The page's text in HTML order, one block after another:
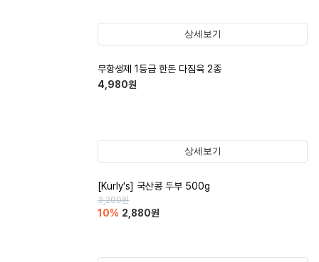
상세보기
무항생제 1등급 한돈 다짐육 2종
4,980원
상세보기
[Kurly's] 국산콩 두부 500g
3,200원
10% 2,880원